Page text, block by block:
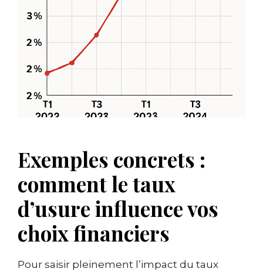
Exemples concrets :
comment le taux
d’usure influence vos
choix financiers
Pour saisir pleinement l’impact du taux